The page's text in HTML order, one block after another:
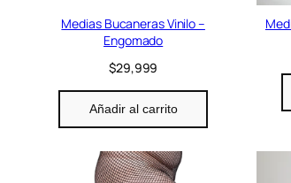
Medias Bucaneras Vinilo –
Engomado
$29,999
Añadir al carrito